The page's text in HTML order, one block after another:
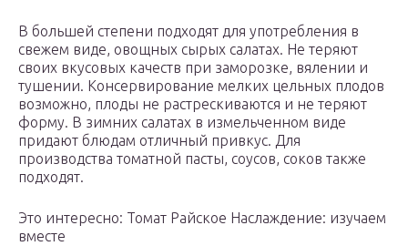
В большей степени подходят для употребления в
свежем виде, овощных сырых салатах. Не теряют
своих вкусовых качеств при заморозке, вялении и
тушении. Консервирование мелких цельных плодов
возможно, плоды не растрескиваются и не теряют
форму. В зимних салатах в измельченном виде
придают блюдам отличный привкус. Для
производства томатной пасты, соусов, соков также
подходят.
Это интересно: Томат Райское Наслаждение: изучаем
вместе